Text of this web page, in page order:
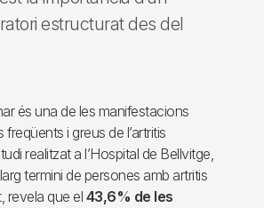
estructurat des del
és una de les manifestacions
i greus de l’artritis
realitzat a l’Hospital de Bellvitge,
termini de persones amb artritis
revela que el 43,6% de les